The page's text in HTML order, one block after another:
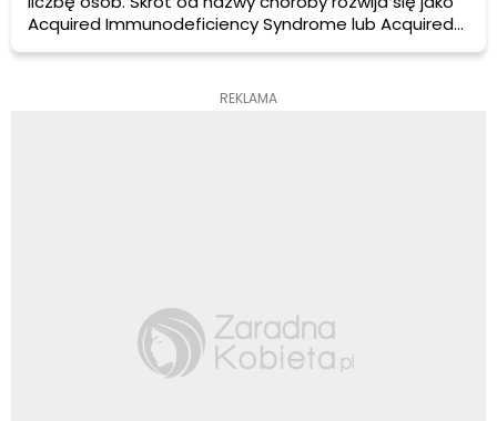
Acquired Immunodeficiency Syndrome lub Acquired
Immune Deficiency Syndrome. Czynnikiem
braku odporności – HIV. Można być nosicielem wirusa
REKLAMA